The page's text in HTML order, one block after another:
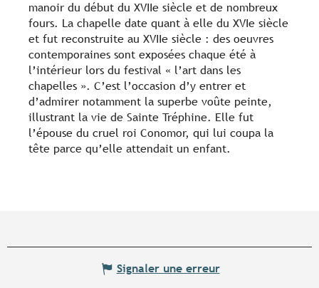
manoir du début du XVIIe siècle et de nombreux
fours. La chapelle date quant à elle du XVIe siècle
et fut reconstruite au XVIIe siècle : des oeuvres
contemporaines sont exposées chaque été à
l’intérieur lors du festival « l’art dans les
chapelles ». C’est l’occasion d’y entrer et
d’admirer notamment la superbe voûte peinte,
illustrant la vie de Sainte Tréphine. Elle fut
l’épouse du cruel roi Conomor, qui lui coupa la
tête parce qu’elle attendait un enfant.
Signaler une erreur